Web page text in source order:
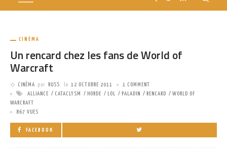
CINÉMA
Un rencard chez les fans de World of
Warcraft
CINÉMA par RUSS le 12 OCTOBRE 2011
1 COMMENT
ALLIANCE
CATACLYSM HORDE LOL PALADIN RENCARD
WORLD OF
WARCRAFT
867 VUES
FACEBOOK